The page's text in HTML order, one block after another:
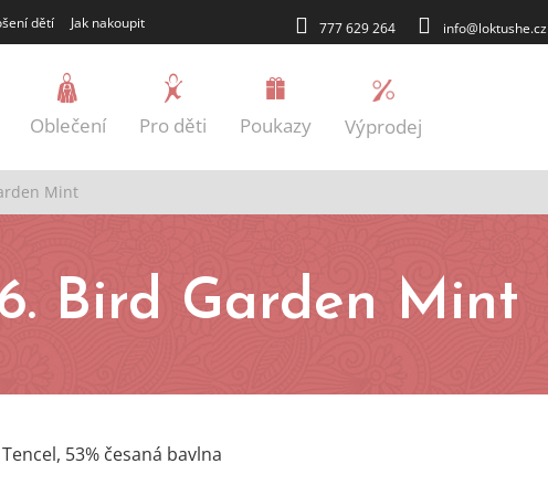
777 629 264 info@loktushe.cz
dětí Jak nakoupit
Oblečení Pro děti Poukazy Výprodej
BlogMint
Bird Garden Mint
53% česaná bavlna